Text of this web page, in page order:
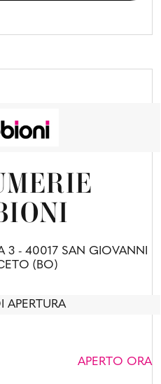
3 - 40017 SAN GIOVANNI
(BO)
APERTURA
APERTO ORA